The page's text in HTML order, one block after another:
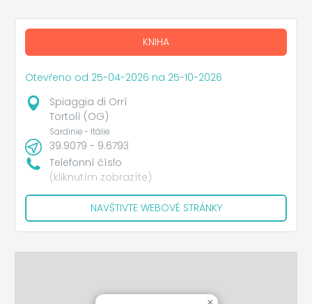
KNIHA
Otevřeno od 25-04-2026 na 25-10-2026
Spiaggia di Orrì
Tortolì (OG)
Sardinie - Itálie
39.9079 - 9.6793
Telefonní číslo
(kliknutím zobrazíte)
NAVŠTIVTE WEBOVÉ STRÁNKY